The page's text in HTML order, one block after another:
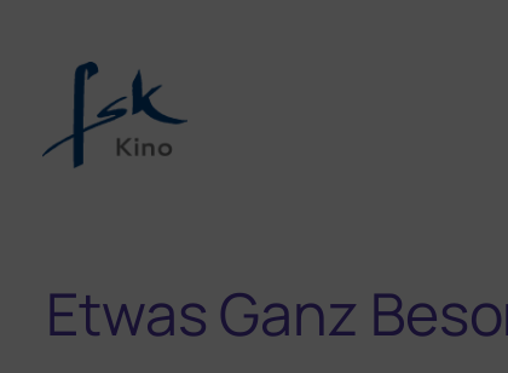
Etwas Ganz